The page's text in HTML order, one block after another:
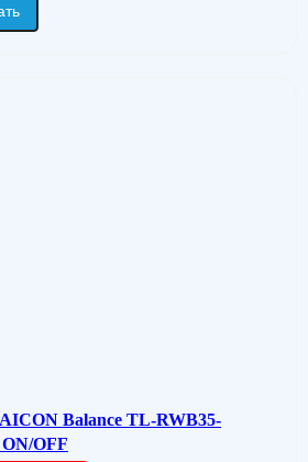
Balance TL-RWB35-
OFF